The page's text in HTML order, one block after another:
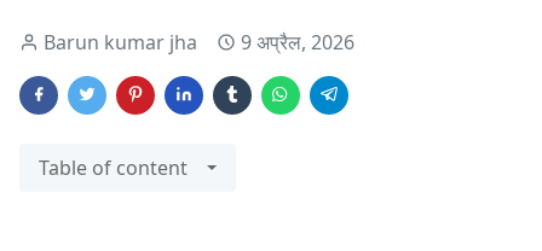
Barun kumar jha 9 अप्रैल, 2026
Table of content